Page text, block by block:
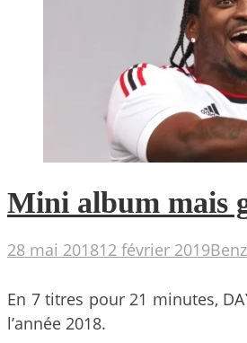
Mini album mais
28 mai 201812 février 2019
En 7 titres pour 21 minutes,
l’année 2018.